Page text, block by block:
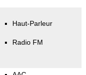
Haut-Parleur
Radio FM